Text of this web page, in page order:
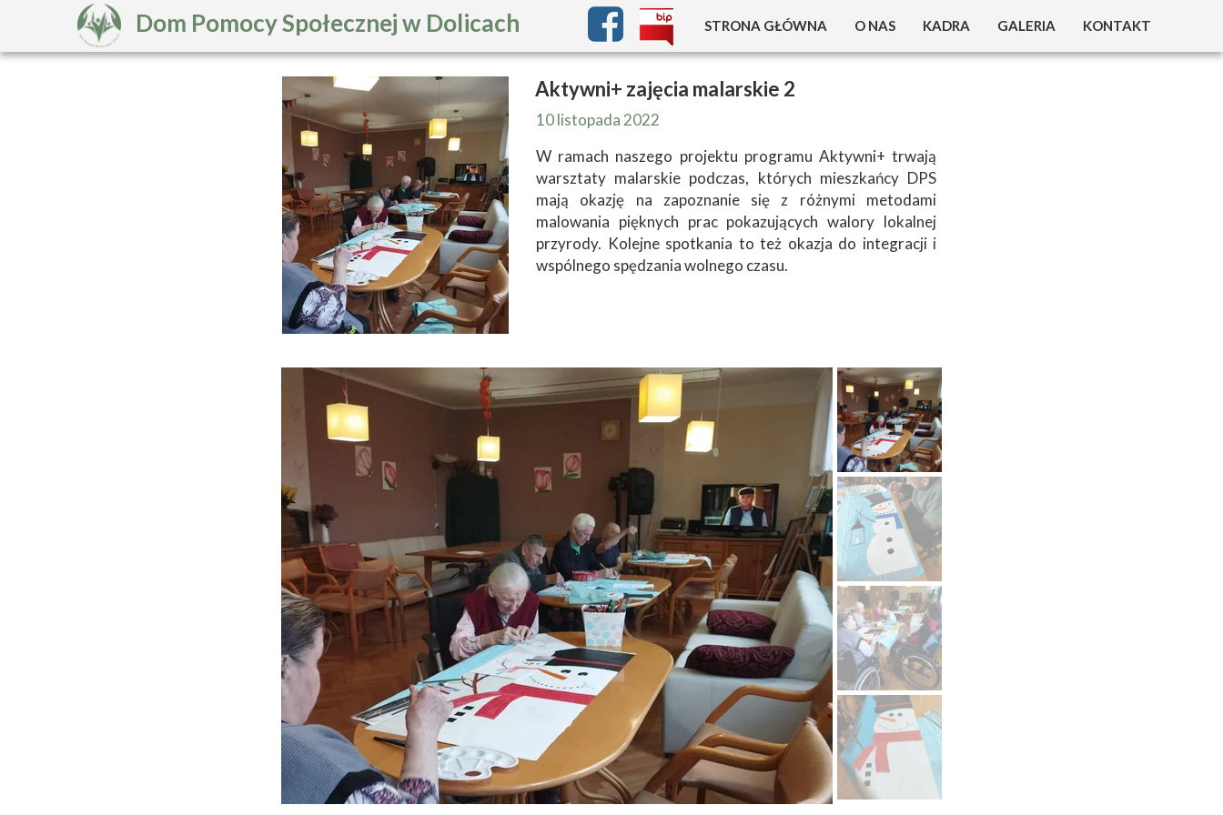
STRONA GŁÓWNA
CO NOWEGO W DPS ?
KOSZT UTRZYMANIA
PANDEMIA COVID 19
O NAS
25 LAT DPS
KADRA GALERIA KONTAKT
Dom Pomocy Społecznej w Dolicach
10 listopada 2022
W ramach naszego projektu programu Aktywni+ trwają
warsztaty malarskie podczas, których mieszkańcy DPS
mają okazję na zapoznanie się z różnymi metodami
malowania pięknych prac pokazujących walory lokalnej
przyrody. Kolejne spotkania to też okazja do integracji i
wspólnego spędzania wolnego czasu.
Aktywni+ zajęcia malarskie 2